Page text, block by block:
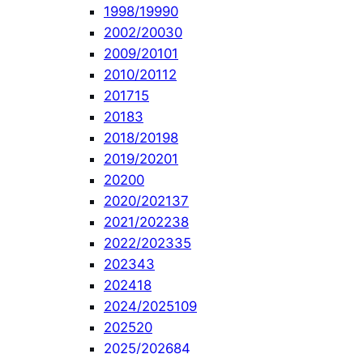
1998/19990
2002/20030
2009/20101
2010/20112
201715
20183
2018/20198
2019/20201
20200
2020/202137
2021/202238
2022/202335
202343
202418
2024/2025109
202520
2025/202684